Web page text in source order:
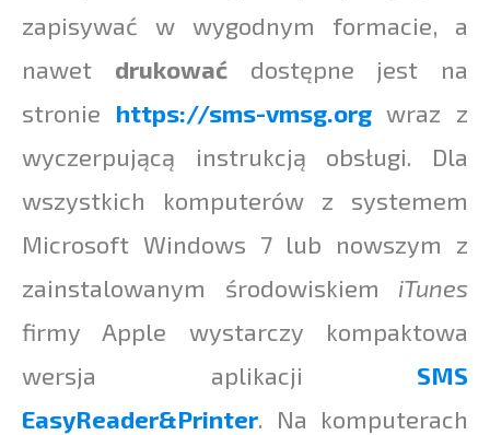
zapisywać w wygodnym formacie, a
nawet drukowaćdostępne jest na
stronie https://sms-vmsg.orgwraz z
wyczerpującą instrukcją obsługi. Dla
wszystkich komputerów z systemem
Microsoft Windows 7 lub nowszym z
zainstalowanym środowiskiem iTunes
firmy Apple wystarczy kompaktowa
wersja aplikacji SMS
EasyReader&Printer. Na komputerach